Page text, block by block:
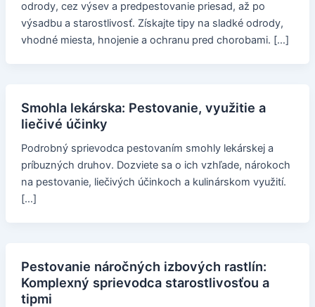
odrody, cez výsev a predpestovanie priesad, až po
výsadbu a starostlivosť. Získajte tipy na sladké odrody,
vhodné miesta, hnojenie a ochranu pred chorobami. […]
Smohla lekárska: Pestovanie, využitie a
liečivé účinky
Podrobný sprievodca pestovaním smohly lekárskej a
príbuzných druhov. Dozviete sa o ich vzhľade, nárokoch
na pestovanie, liečivých účinkoch a kulinárskom využití.
[…]
Pestovanie náročných izbových rastlín:
Komplexný sprievodca starostlivosťou a
tipmi